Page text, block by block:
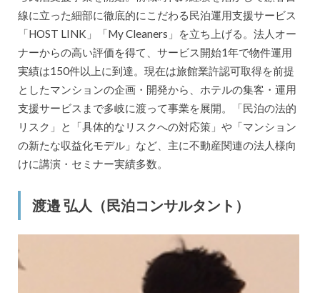
線に立った細部に徹底的にこだわる民泊運用支援サービス
「HOST LINK」「My Cleaners」を立ち上げる。法人オー
ナーからの高い評価を得て、サービス開始1年で物件運用
実績は150件以上に到達。現在は旅館業許認可取得を前提
としたマンションの企画・開発から、ホテルの集客・運用
支援サービスまで多岐に渡って事業を展開。「民泊の法的
リスク」と「具体的なリスクへの対応策」や「マンション
の新たな収益化モデル」など、主に不動産関連の法人様向
けに講演・セミナー実績多数。
渡邉 弘人（民泊コンサルタント）